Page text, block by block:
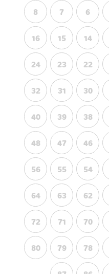
6
7
8
14
15
16
22
23
24
30
31
32
38
39
40
46
47
48
54
55
56
62
63
64
70
71
72
78
79
80